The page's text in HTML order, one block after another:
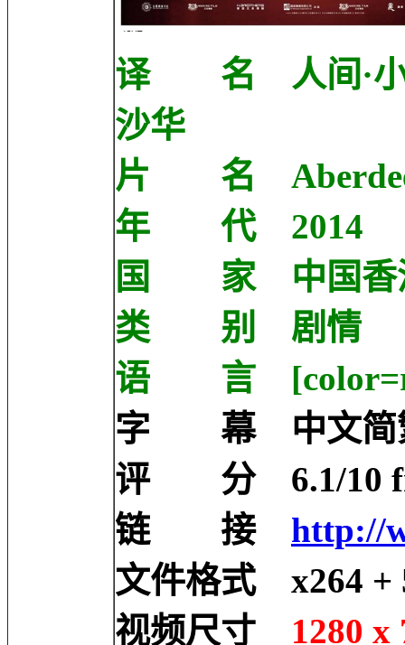
译 名 人间·小
沙华
片 名
年 代 2014
国 家 中国香
类 别 剧情
语 言
字 幕 中文简
评 分 6.1/10
链 接 http://
文件格式 x264 +
视频尺寸 1280 x